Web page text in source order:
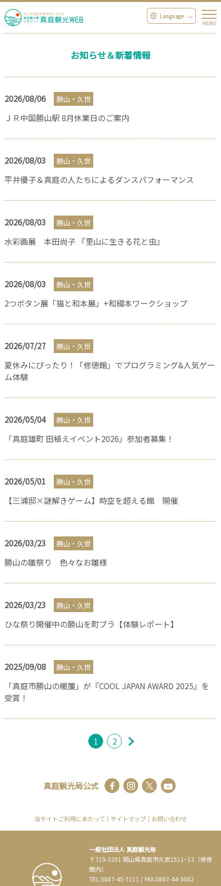
お知らせ＆新着情報
2026/08/06 勝山・久世
ＪＲ中国勝山駅 8月休業日のご案内
2026/08/03 勝山・久世
平井優子＆真庭の人たちによるダンスパフォーマンス
2026/08/03 勝山・久世
水彩画展 本田尚子 『里山に生きる花と虫』
2026/08/03 勝山・久世
2つボタン展「猫と和本展」+和綴本ワークショップ
2026/07/27 勝山・久世
夏休みにぴったり！「修徳館」でプログラミング&人気ゲー
ム体験
2026/05/04 勝山・久世
「真庭雄町 田植えイベント2026」参加者募集！
2026/05/01 勝山・久世
【三浦邸×謎解きゲーム】時空を超える館 開催
2026/03/23 勝山・久世
勝山の雛祭り 色々なお雛様
2026/03/23 勝山・久世
ひな祭り開催中の勝山を町ブラ【体験レポート】
2025/09/08 勝山・久世
「真庭市勝山の暖簾」が『COOL JAPAN AWARD 2025』を
受賞！
1 2
真庭観光局公式
当サイトご利用にあたって サイトマップ お問い合わせ
一般社団法人 真庭観光局
〒719-3201 岡山県真庭市久世2511−13（修徳
館内）
TEL.0867-45-7111 / FAX.0867-44-3002